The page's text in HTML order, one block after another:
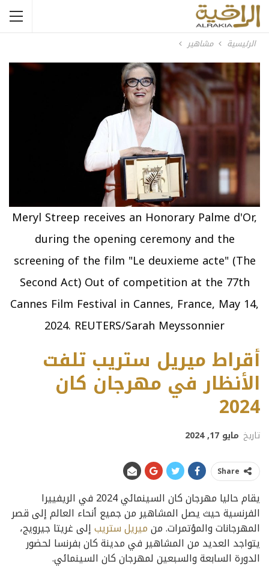
الرئيسية مشاهير
Meryl Streep receives an Honorary Palme d'Or,
during the opening ceremony and the
screening of the film "Le deuxieme acte" (The
Second Act) Out of competition at the 77th
Cannes Film Festival in Cannes, France, May 14,
2024. REUTERS/Sarah Meyssonnier
أقراط ميريل ستريب تلفت
الأنظار في مهرجان كان
2024
تاريخ مايو 17, 2024
Share
يقام حاليا مهرجان كان السينمائي 2024 في الريفييرا
الفرنسية حيث يصل المشاهير من جميع أنحاء العالم إلى قصر
المهرجانات والمؤتمرات. منميريل ستريبإلى غريتا جيرويج،
يتواجد العديد من المشاهير في مدينة كان بفرنسا لحضور
الدورة السابعة والسبعين لمهرجان كان السينمائي.